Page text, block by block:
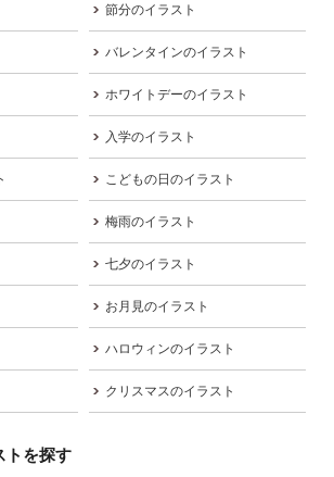
節分のイラスト
バレンタインのイラスト
ホワイトデーのイラスト
入学のイラスト
こどもの日のイラスト
梅雨のイラスト
七夕のイラスト
お月見のイラスト
ハロウィンのイラスト
クリスマスのイラスト
トを探す